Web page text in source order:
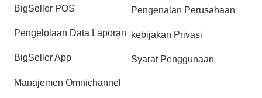
BigSeller POS
Pengelolaan Data Laporan
BigSeller App
Manajemen Omnichannel
Pengenalan Perusahaan
kebijakan Privasi
Syarat Penggunaan